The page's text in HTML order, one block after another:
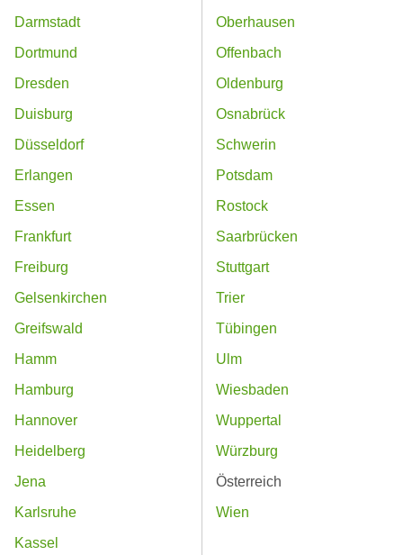
Darmstadt
Dortmund
Dresden
Duisburg
Düsseldorf
Erlangen
Essen
Frankfurt
Freiburg
Gelsenkirchen
Greifswald
Hamm
Hamburg
Hannover
Heidelberg
Jena
Karlsruhe
Kassel
Oberhausen
Offenbach
Oldenburg
Osnabrück
Schwerin
Potsdam
Rostock
Saarbrücken
Stuttgart
Trier
Tübingen
Ulm
Wiesbaden
Wuppertal
Würzburg
Österreich
Wien